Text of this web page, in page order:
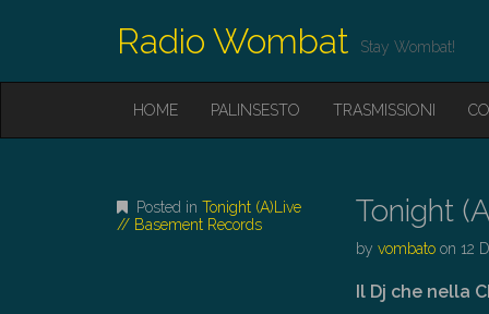
Radio Wombat Stay Wombat!
M
M
C
HOME PALINSESTO TRASMISSIONI
Posted in Tonight (A)Live
// Basement Records
Tonight
byvombato on 12
Il Dj che nella